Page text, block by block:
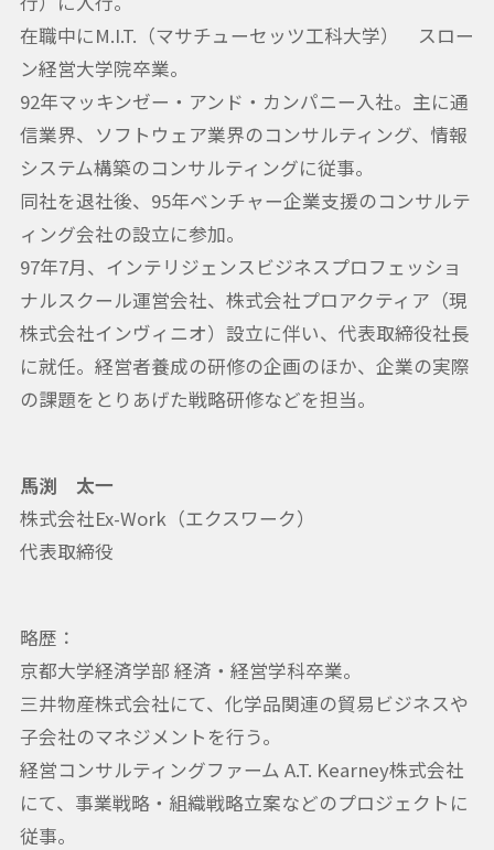
在職中にM.I.T.（マサチューセッツ工科大学） スロー
ン経営大学院卒業。
92年マッキンゼー・アンド・カンパニー入社。主に通
信業界、ソフトウェア業界のコンサルティング、情報
システム構築のコンサルティングに従事。
同社を退社後、95年ベンチャー企業支援のコンサルテ
ィング会社の設立に参加。
97年7月、インテリジェンスビジネスプロフェッショ
ナルスクール運営会社、株式会社プロアクティア（現
株式会社インヴィニオ）設立に伴い、代表取締役社長
に就任。経営者養成の研修の企画のほか、企業の実際
の課題をとりあげた戦略研修などを担当。
馬渕 太一
株式会社Ex-Work（エクスワーク）
代表取締役
略歴：
京都大学経済学部 経済・経営学科卒業。
三井物産株式会社にて、化学品関連の貿易ビジネスや
子会社のマネジメントを行う。
経営コンサルティングファーム A.T. Kearney株式会社
にて、事業戦略・組織戦略立案などのプロジェクトに
従事。